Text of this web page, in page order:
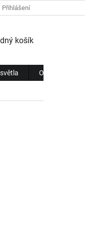
Přihlášení
košík
Obchodní